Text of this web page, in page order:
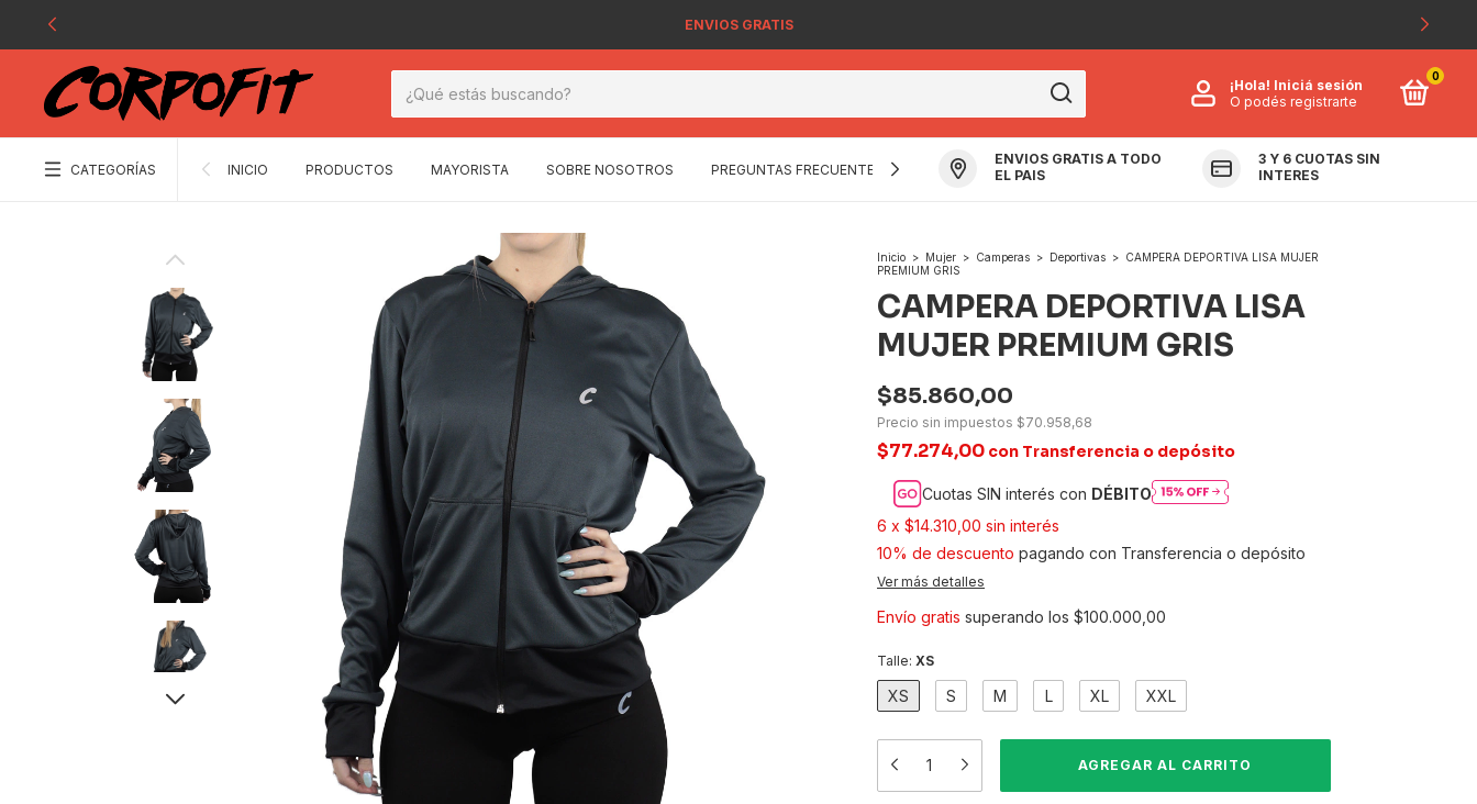
ENVIOS GRATIS
¡Hola! Iniciá sesión
O podés registrarte
0
CATEGORÍAS INICIO PRODUCTOS MAYORISTA SOBRE NOSOTROS PREGUNTAS FRECUENTES CONTACTO
ENVIOS GRATIS A TODO
EL PAIS
3 Y 6 CUOTAS SIN
INTERES
Inicio > Mujer > Camperas > Deportivas > CAMPERA DEPORTIVA LISA MUJER
PREMIUM GRIS
CAMPERA DEPORTIVA LISA
MUJER PREMIUM GRIS
$85.860,00
Precio sin impuestos $70.958,68
$77.274,00 con Transferencia o depósito
Cuotas SIN interés con DÉBITO
6 x $14.310,00 sin interés
10% de descuento pagando con Transferencia o depósito
Ver más detalles
Envío gratis superando los $100.000,00
Talle: XS
XS S M L XL XXL